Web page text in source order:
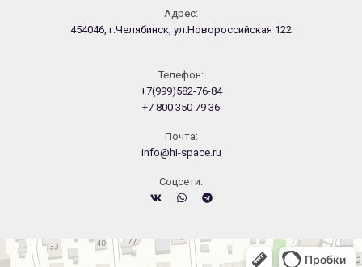
Адрес:
454046, г.Челябинск, ул.Новороссийская 122
Телефон:
+7(999)582-76-84
+7 800 350 79 36
Почта:
info@hi-space.ru
Cоцсети:
Челябинск
Новороссийская улица, 122 — Яндекс.Карты